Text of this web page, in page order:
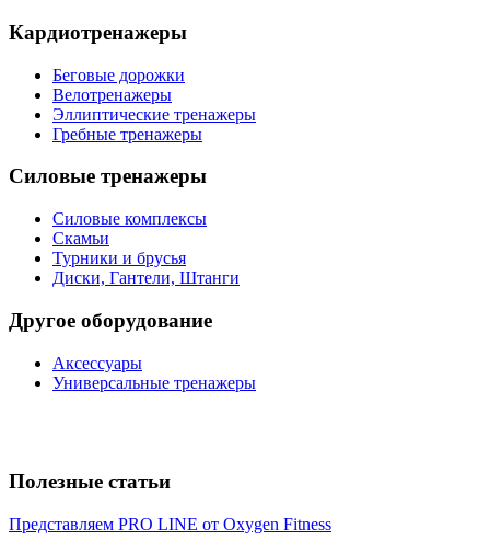
Кардиотренажеры
Беговые дорожки
Велотренажеры
Эллиптические тренажеры
Гребные тренажеры
Силовые тренажеры
Силовые комплексы
Скамьи
Турники и брусья
Диски, Гантели, Штанги
Другое оборудование
Аксессуары
Универсальные тренажеры
Полезные статьи
Представляем PRO LINE от Oxygen Fitness